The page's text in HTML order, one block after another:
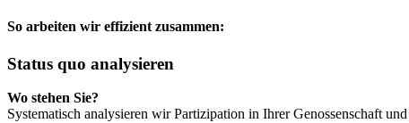
So arbeiten wir effizient zusammen:
Status quo analysieren
Wo stehen Sie?
Systematisch analysieren wir Partizipation in Ihrer Genossenschaft